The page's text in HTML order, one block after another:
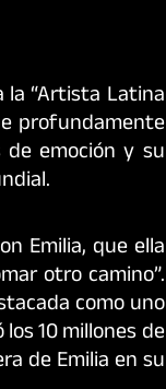
“Artista Latina
profundamente
emoción y su
Emilia, que ella
otro camino”.
como uno
10 millones de
de Emilia en su